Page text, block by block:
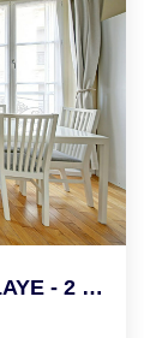
APPARTEMENT ST GERMAIN EN LAYE - 2 Pièce(s) - 51 M2